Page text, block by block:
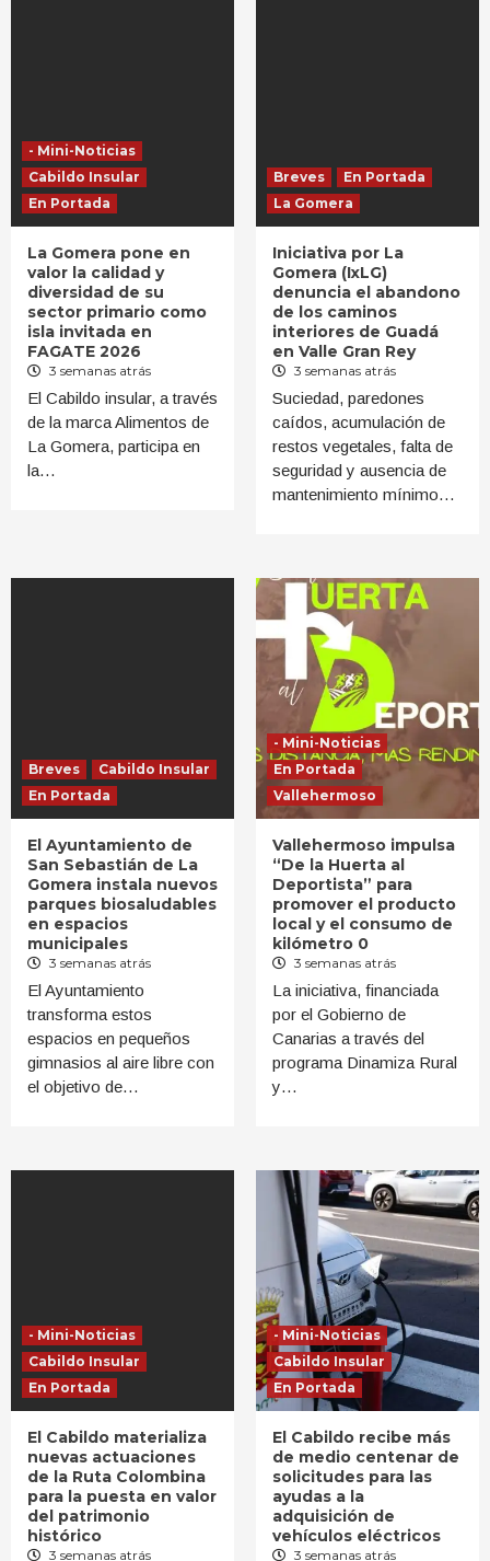
- Mini-Noticias
Cabildo Insular
En Portada
La Gomera pone en
valor la calidad y
diversidad de su
sector primario como
isla invitada en
FAGATE 2026
3 semanas atrás
El Cabildo insular, a través
de la marca Alimentos de
La Gomera, participa en
la…
Breves
En Portada
La Gomera
Iniciativa por La
Gomera (IxLG)
denuncia el abandono
de los caminos
interiores de Guadá
en Valle Gran Rey
3 semanas atrás
Suciedad, paredones
caídos, acumulación de
restos vegetales, falta de
seguridad y ausencia de
mantenimiento mínimo…
Breves
Cabildo Insular
En Portada
El Ayuntamiento de
San Sebastián de La
Gomera instala nuevos
parques biosaludables
en espacios
municipales
3 semanas atrás
El Ayuntamiento
transforma estos
espacios en pequeños
gimnasios al aire libre con
el objetivo de…
- Mini-Noticias
En Portada
Vallehermoso
Vallehermoso impulsa
“De la Huerta al
Deportista” para
promover el producto
local y el consumo de
kilómetro 0
3 semanas atrás
La iniciativa, financiada
por el Gobierno de
Canarias a través del
programa Dinamiza Rural
y…
- Mini-Noticias
Cabildo Insular
En Portada
El Cabildo materializa
nuevas actuaciones
de la Ruta Colombina
para la puesta en valor
del patrimonio
histórico
3 semanas atrás
- Mini-Noticias
Cabildo Insular
En Portada
El Cabildo recibe más
de medio centenar de
solicitudes para las
ayudas a la
adquisición de
vehículos eléctricos
3 semanas atrás